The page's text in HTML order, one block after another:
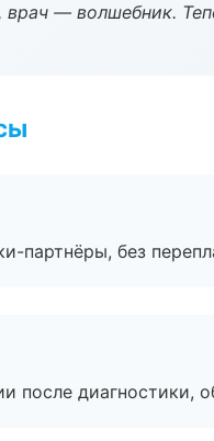
врач — волшебник.
партнёры, без
после диагностики,